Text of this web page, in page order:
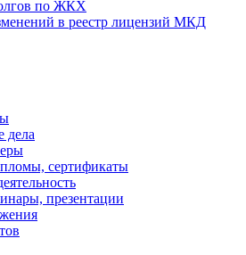
по ЖКХ
в реестр лицензий МКД
дела
сертификаты
презентации